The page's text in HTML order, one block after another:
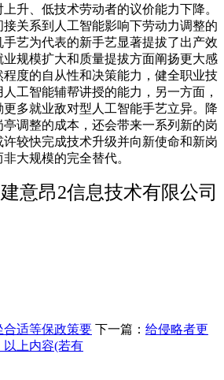
升、低技术劳动者的议价能力下降。
关系到人工智能影响下劳动力调整的
艺为代表的新手艺显著提拔了出产效
规模扩大和质量提拔方面阐扬更大感
度的自从性和决策能力，健全职业技
工智能辅帮讲授的能力，另一方面，
多就业敌对型人工智能手艺立异。降
调整的成本，还会带来一系列新的岗
较快完成技术升级并向新使命和新岗
大规模的完全替代。
意昂2信息技术有限公司
合适等保政策要 下一篇： 给侵略者更
上内容(若有